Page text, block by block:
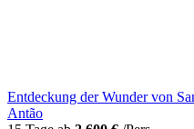
Entdeckung der Wunder von
Antão